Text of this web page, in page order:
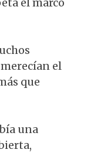
el
que
una